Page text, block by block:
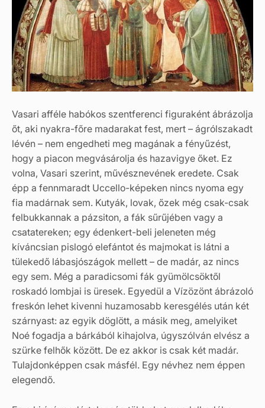
Vasari afféle habókos szentferenci figuraként ábrázolja
őt, aki nyakra-főre madarakat fest, mert – ágrólszakadt
lévén – nem engedheti meg magának a fényűzést,
hogy a piacon megvásárolja és hazavigye őket. Ez
volna, Vasari szerint, művésznevének eredete. Csak
épp a fennmaradt Uccello-képeken nincs nyoma egy
fia madárnak sem. Kutyák, lovak, őzek még csak-csak
felbukkannak a pázsiton, a fák sűrűjében vagy a
csatatereken; egy édenkert-beli jeleneten még
kíváncsian pislogó elefántot és majmokat is látni a
tülekedő lábasjószágok mellett – de madár, az nincs
egy sem. Még a paradicsomi fák gyümölcsöktől
roskadó lombjai is üresek. Egyedül a Vízözönt ábrázoló
freskón lehet kivenni huzamosabb keresgélés után két
szárnyast: az egyik döglött, a másik meg, amelyiket
Noé fogadja a bárkából kihajolva, úgyszólván elvész a
szürke felhők között. De ez akkor is csak két madár.
Tulajdonképpen csak másfél. Egy névhez nem éppen
elegendő.